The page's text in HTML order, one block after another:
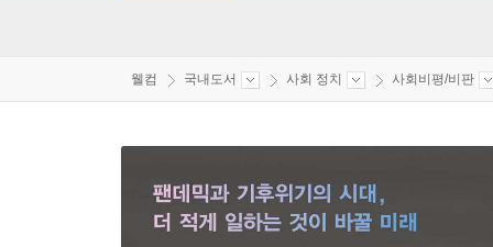
웰컴 국내도서 사회 정치 사회비평/비판